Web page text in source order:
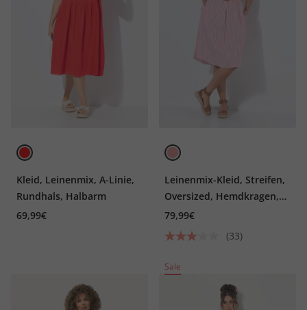
Kleid, Leinenmix, A-Linie,
Rundhals, Halbarm
69,99€
Leinenmix-Kleid, Streifen,
Oversized, Hemdkragen,
Halbarm
79,99€
(33)
Sale